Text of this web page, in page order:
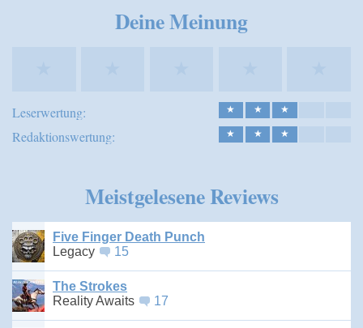
Deine Meinung
Leserwertung: ★ ★ ★
Redaktionswertung: ★ ★ ★
Meistgelesene Reviews
Five Finger Death Punch
Legacy
15
The Strokes
Reality Awaits
17